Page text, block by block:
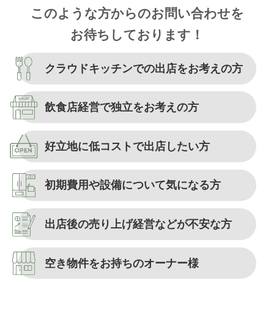
このような方からのお問い合わせを
お待ちしております！
クラウドキッチンでの出店をお考えの方
飲食店経営で独立をお考えの方
好立地に低コストで出店したい方
初期費用や設備について気になる方
出店後の売り上げ経営などが不安な方
空き物件をお持ちのオーナー様